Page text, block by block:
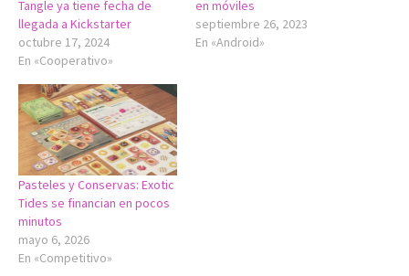
Tangle ya tiene fecha de
llegada a Kickstarter
octubre 17, 2024
En «Cooperativo»
en móviles
septiembre 26, 2023
En «Android»
Pasteles y Conservas: Exotic
Tides se financian en pocos
minutos
mayo 6, 2026
En «Competitivo»